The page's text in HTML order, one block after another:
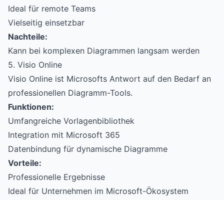
Ideal für remote Teams
Vielseitig einsetzbar
Nachteile:
Kann bei komplexen Diagrammen langsam werden
5. Visio Online
Visio Online ist Microsofts Antwort auf den Bedarf an
professionellen Diagramm-Tools.
Funktionen:
Umfangreiche Vorlagenbibliothek
Integration mit Microsoft 365
Datenbindung für dynamische Diagramme
Vorteile:
Professionelle Ergebnisse
Ideal für Unternehmen im Microsoft-Ökosystem